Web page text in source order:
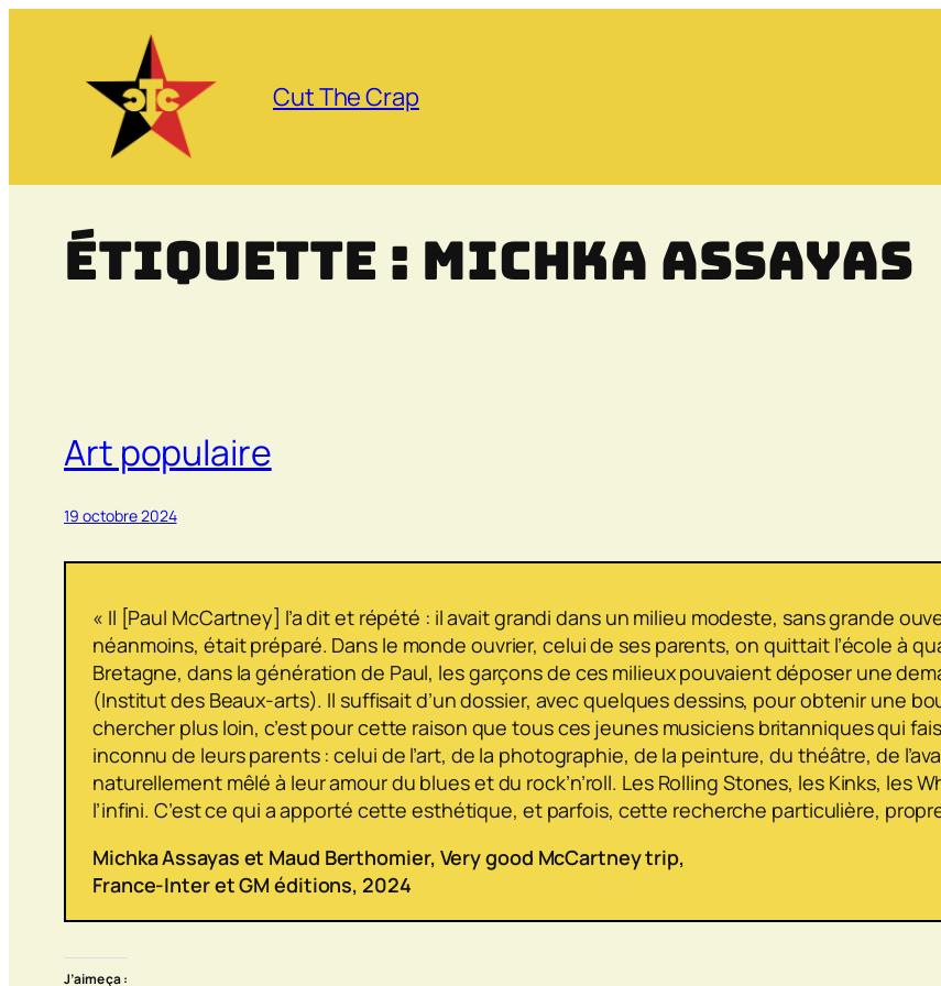
contenu
Cut The Crap
Étiquette : Michka Assayas
Art populaire
19 octobre 2024
« Il [Paul McCartney] l’a dit et répété : il avait grandi dans un milieu modeste, sans grande
néanmoins, était préparé. Dans le monde ouvrier, celui de ses parents, on quittait l’école à
Bretagne, dans la génération de Paul, les garçons de ces milieux pouvaient déposer une
(Institut des Beaux-arts). Il suffisait d’un dossier, avec quelques dessins, pour obtenir une
chercher plus loin, c’est pour cette raison que tous ces jeunes musiciens britanniques qui
inconnu de leurs parents : celui de l’art, de la photographie, de la peinture, du théâtre, de
naturellement mêlé à leur amour du blues et du rock’n’roll. Les Rolling Stones, les Kinks, les
l’infini. C’est ce qui a apporté cette esthétique, et parfois, cette recherche particulière,
Michka Assayas et Maud Berthomier, Very good McCartney trip,
France-Inter et GM éditions, 2024
J’aime ça :